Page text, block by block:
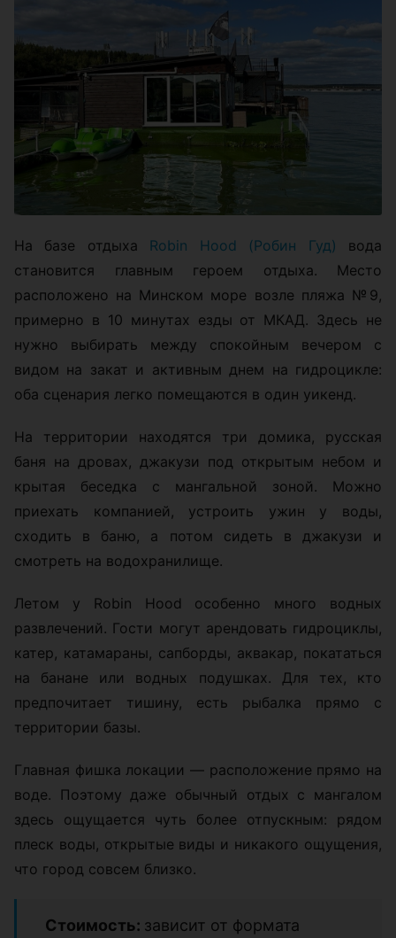
На базе отдыха Robin Hood (Робин Гуд) вода
становится главным героем отдыха. Место
расположено на Минском море возле пляжа №9,
примерно в 10 минутах езды от МКАД. Здесь не
нужно выбирать между спокойным вечером с
видом на закат и активным днем на гидроцикле:
оба сценария легко помещаются в один уикенд.
На территории находятся три домика, русская
баня на дровах, джакузи под открытым небом и
крытая беседка с мангальной зоной. Можно
приехать компанией, устроить ужин у воды,
сходить в баню, а потом сидеть в джакузи и
смотреть на водохранилище.
Летом у Robin Hood особенно много водных
развлечений. Гости могут арендовать гидроциклы,
катер, катамараны, сапборды, аквакар, покататься
на банане или водных подушках. Для тех, кто
предпочитает тишину, есть рыбалка прямо с
территории базы.
Главная фишка локации — расположение прямо на
воде. Поэтому даже обычный отдых с мангалом
здесь ощущается чуть более отпускным: рядом
плеск воды, открытые виды и никакого ощущения,
что город совсем близко.
Стоимость: зависит от формата